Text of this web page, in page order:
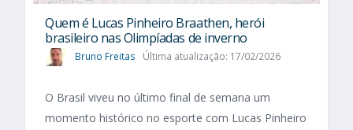
Quem é Lucas Pinheiro Braathen, herói
brasileiro nas Olimpíadas de inverno
Bruno Freitas Última atualização: 17/02/2026
O Brasil viveu no último final de semana um
momento histórico no esporte com Lucas Pinheiro